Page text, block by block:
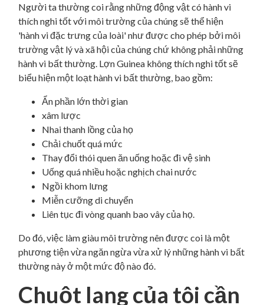
Người ta thường coi rằng những động vật có hành vi
thích nghi tốt với môi trường của chúng sẽ thể hiện
'hành vi đặc trưng của loài' như được cho phép bởi môi
trường vật lý và xã hội của chúng chứ không phải những
hành vi bất thường. Lợn Guinea không thích nghi tốt sẽ
biểu hiện một loạt hành vi bất thường, bao gồm:
Ẩn phần lớn thời gian
xâm lược
Nhai thanh lồng của họ
Chải chuốt quá mức
Thay đổi thói quen ăn uống hoặc đi vệ sinh
Uống quá nhiều hoặc nghịch chai nước
Ngồi khom lưng
Miễn cưỡng di chuyển
Liên tục đi vòng quanh bao vây của họ.
Do đó, việc làm giàu môi trường nên được coi là một
phương tiện vừa ngăn ngừa vừa xử lý những hành vi bất
thường này ở một mức độ nào đó.
Chuột lang của tôi cần